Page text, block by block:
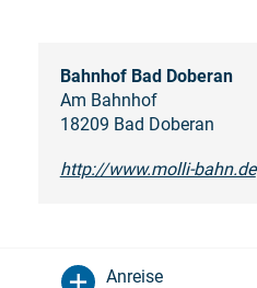
Bahnhof Bad Doberan
Am Bahnhof
18209 Bad Doberan
http://www.molli-bahn.de
Anreise